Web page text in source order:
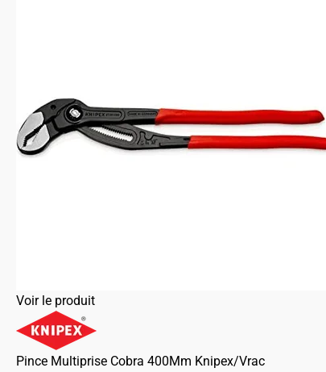
Voir le produit
Pince Multiprise Cobra 400Mm Knipex/Vrac